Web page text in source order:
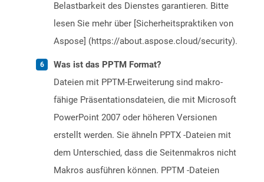
Belastbarkeit des Dienstes garantieren. Bitte
lesen Sie mehr über [Sicherheitspraktiken von
Aspose] (https://about.aspose.cloud/security).
Was ist das PPTM Format?
Dateien mit PPTM-Erweiterung sind makro-
fähige Präsentationsdateien, die mit Microsoft
PowerPoint 2007 oder höheren Versionen
erstellt werden. Sie ähneln PPTX -Dateien mit
dem Unterschied, dass die Seitenmakros nicht
Makros ausführen können. PPTM -Dateien